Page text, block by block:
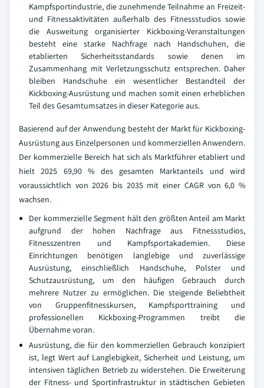
Kampfsportindustrie, die zunehmende Teilnahme an Freizeit-
und Fitnessaktivitäten außerhalb des Fitnessstudios sowie
die Ausweitung organisierter Kickboxing-Veranstaltungen
besteht eine starke Nachfrage nach Handschuhen, die
etablierten Sicherheitsstandards sowie denen im
Zusammenhang mit Verletzungsschutz entsprechen. Daher
bleiben Handschuhe ein wesentlicher Bestandteil der
Kickboxing-Ausrüstung und machen somit einen erheblichen
Teil des Gesamtumsatzes in dieser Kategorie aus.
Basierend auf der Anwendung besteht der Markt für Kickboxing-
Ausrüstung aus Einzelpersonen und kommerziellen Anwendern.
Der kommerzielle Bereich hat sich als Marktführer etabliert und
hielt 2025 69,90 % des gesamten Marktanteils und wird
voraussichtlich von 2026 bis 2035 mit einer CAGR von 6,0 %
wachsen.
Der kommerzielle Segment hält den größten Anteil am Markt
aufgrund der hohen Nachfrage aus Fitnessstudios,
Fitnesszentren und Kampfsportakademien. Diese
Einrichtungen benötigen langlebige und zuverlässige
Ausrüstung, einschließlich Handschuhe, Polster und
Schutzausrüstung, um den häufigen Gebrauch durch
mehrere Nutzer zu ermöglichen. Die steigende Beliebtheit
von Gruppenfitnesskursen, Kampfsporttraining und
professionellen Kickboxing-Programmen treibt die
Übernahme voran.
Ausrüstung, die für den kommerziellen Gebrauch konzipiert
ist, legt Wert auf Langlebigkeit, Sicherheit und Leistung, um
intensiven täglichen Betrieb zu widerstehen. Die Erweiterung
der Fitness- und Sportinfrastruktur in städtischen Gebieten